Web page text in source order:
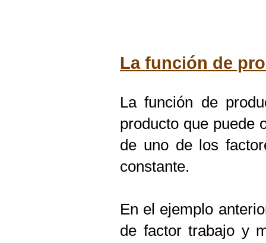
La función de
La función de
producto que puede
de uno de los
constante.
En el ejemplo
de factor trabajo y